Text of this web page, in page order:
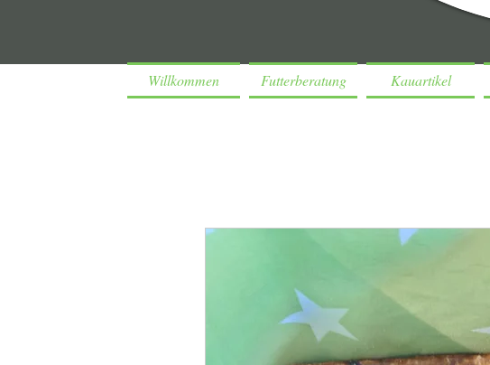
Willkommen Futterberatung Kauartikel